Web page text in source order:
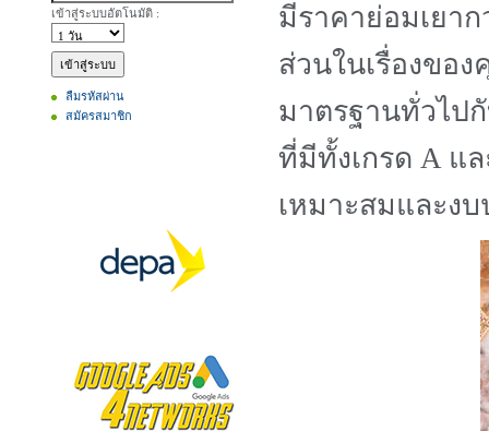
เข้าสู่ระบบอัตโนมัติ :
ลืมรหัสผ่าน
สมัครสมาชิก
มีราคาย่อมเยา
ส่วนในเรื่องขอ
มาตรฐานทั่วไป
ที่มีทั้งเกรด A แ
เหมาะสมและง